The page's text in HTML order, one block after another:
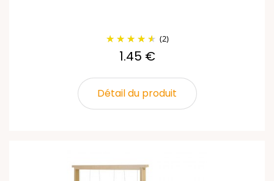
(2)
1.45 €
Détail du produit